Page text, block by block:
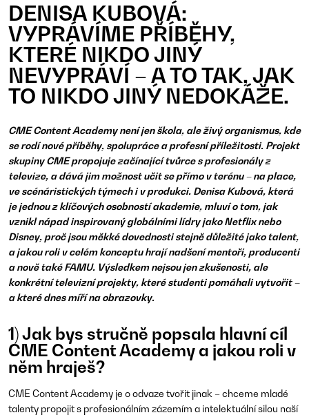
DENISA KUBOVÁ:
VYPRÁVÍME PŘÍBĚHY,
KTERÉ NIKDO JINÝ
NEVYPRÁVÍ – A TO TAK, JAK
TO NIKDO JINÝ NEDOKÁŽE.
CME Content Academy není jen škola, ale živý organismus, kde
se rodí nové příběhy, spolupráce a profesní příležitosti. Projekt
skupiny CME propojuje začínající tvůrce s profesionály z
televize, a dává jim možnost učit se přímo v terénu – na place,
ve scénáristických týmech i v produkci. Denisa Kubová, která
je jednou z klíčových osobností akademie, mluví o tom, jak
vznikl nápad inspirovaný globálními lídry jako Netflix nebo
Disney, proč jsou měkké dovednosti stejně důležité jako talent,
a jakou roli v celém konceptu hrají nadšení mentoři, producenti
a nově také FAMU. Výsledkem nejsou jen zkušenosti, ale
konkrétní televizní projekty, které studenti pomáhali vytvořit –
a které dnes míří na obrazovky.
1) Jak bys stručně popsala hlavní cíl
CME Content Academy a jakou roli v
něm hraješ?
CME Content Academy je o odvaze tvořit jinak – chceme mladé
talenty propojit s profesionálním zázemím a intelektuální silou naší